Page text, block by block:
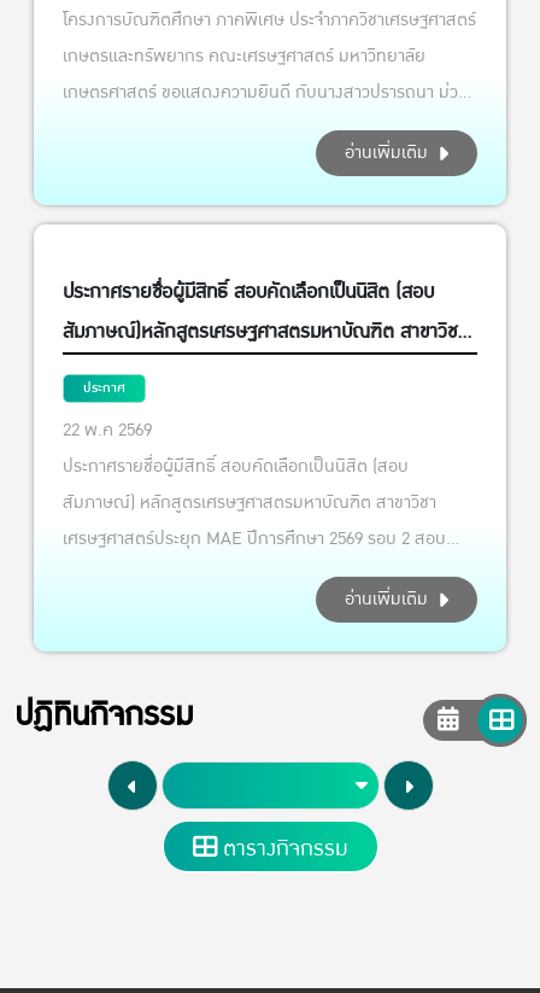
โครงการบัณฑิตศึกษา ภาคพิเศษ ประจำภาควิชาเศรษฐศาสตร์
เกษตรและทรัพยากร คณะเศรษฐศาสตร์ มหาวิทยาลัย
เกษตรศาสตร์ ขอแสดงความยินดี กับนางสาวปรารถนา ม่วง
งาม ศิษย์เก่า MAB รุ่่นที่ 9 Pradtana Muang-ngam ใน
โอกาสได้รับคัดเลือกเป็น Young Smart Farmer แห่งปี
ประจำปี 2569 ตามประกาศ กรมส่งเสริมการเกษตร วันที่ 29
อ่านเพิ่มเติม
ประกาศรายชื่อผู้มีสิทธิ์ สอบคัดเลือกเป็นนิสิต (สอบ
สัมภาษณ์)หลักสูตรเศรษฐศาสตรมหาบัณฑิต สาขาวิชา
เศรษฐศาสตร์ประยุก MAE
ประกาศ
22 พ.ค 2569
ประกาศรายชื่อผู้มีสิทธิ์ สอบคัดเลือกเป็นนิสิต (สอบ
สัมภาษณ์) หลักสูตรเศรษฐศาสตรมหาบัณฑิต สาขาวิชา
เศรษฐศาสตร์ประยุก MAE ปีการศึกษา 2569 รอบ 2 สอบ
สัมภาษณ์: วันเสาร์ ที่ 30 พฤษภาคม 2569 ตั้งแต่เวลา 09.00
โดยอาจารย์กรรมการโครงการฯ (สัมภาษณ์ทางโทรศัพท์)
อ่านเพิ่มเติม
ปฏิทินกิจกรรม
ตารางกิจกรรม